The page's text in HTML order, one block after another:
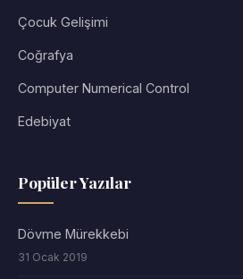
Çocuk Gelişimi
Coğrafya
Computer Numerical Control
Edebiyat
Popüler Yazılar
Dövme Mürekkebi
31 Ocak 2019